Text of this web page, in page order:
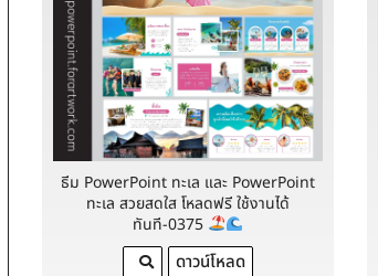
ธีม PowerPoint ทะเล และ PowerPoint
ทะเล สวยสดใส โหลดฟรี ใช้งานได้
ทันที-0375
ดาวน์โหลด